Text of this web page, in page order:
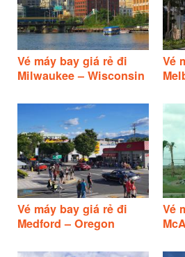
Vé máy bay giá rẻ đi
Milwaukee – Wisconsin
Vé
Vé máy bay giá rẻ đi
Medford – Oregon
Vé